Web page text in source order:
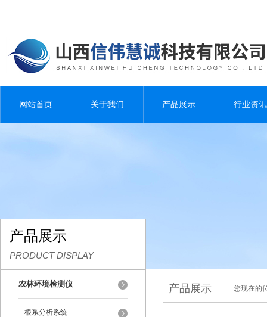
网站首页 关于我们 产品展示 行业资讯
产品展示
PRODUCT DISPLAY
农林环境检测仪
根系分析系统
产品展示 您现在的